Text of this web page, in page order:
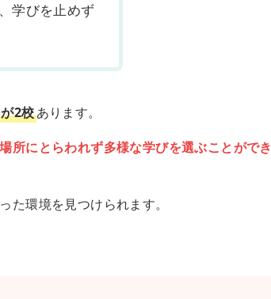
学びを止めず
2校あります。
所にとらわれず多様な学びを選ぶことができ
環境を見つけられます。